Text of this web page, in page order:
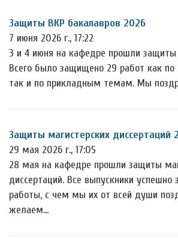
Защиты ВКР бакалавров 2026
7 июня 2026 г., 17:22
3 и 4 июня на кафедре прошли защиты
Всего было защищено 29 работ как по
так и по прикладным темам. Мы
Защиты магистерских диссертаций
29 мая 2026 г., 17:05
28 мая на кафедре прошли защиты
диссертаций. Все выпускники успешно
работы, с чем мы их от всей души
желаем…